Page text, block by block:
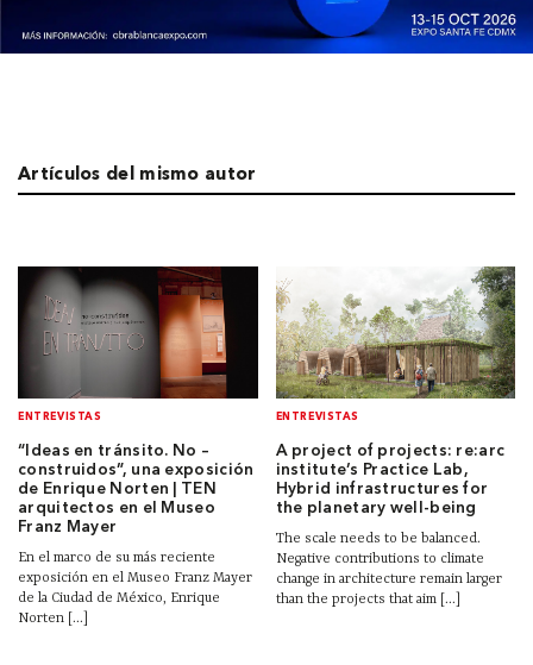
Artículos del mismo autor
ENTREVISTAS
“Ideas en tránsito. No –
construidos”, una exposición
de Enrique Norten | TEN
arquitectos en el Museo
Franz Mayer
En el marco de su más reciente
exposición en el Museo Franz Mayer
de la Ciudad de México, Enrique
Norten [...]
ENTREVISTAS
A project of projects: re:arc
institute’s Practice Lab,
Hybrid infrastructures for
the planetary well-being
The scale needs to be balanced.
Negative contributions to climate
change in architecture remain larger
than the projects that aim [...]